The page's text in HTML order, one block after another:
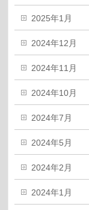
2025年1月
2024年12月
2024年11月
2024年10月
2024年7月
2024年5月
2024年2月
2024年1月